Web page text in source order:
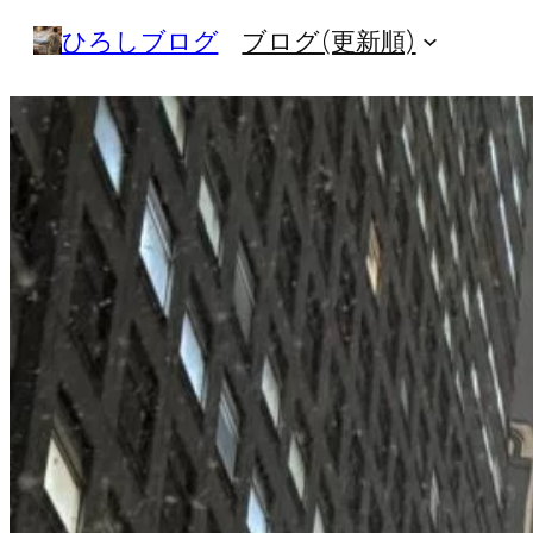
を
ス
キ
ッ
プ
ひろしブログ ブログ(更新順)